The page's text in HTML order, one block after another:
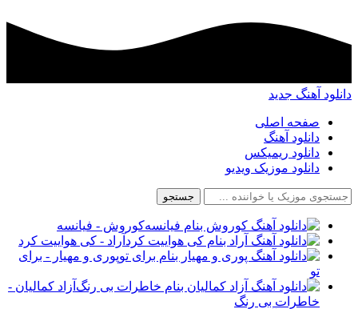
دانلود آهنگ جدید
صفحه اصلی
دانلود آهنگ
دانلود ریمیکس
دانلود موزیک ویدیو
جستجو
کوروش - فیانسه
آراد - کی هواییت کرد
پوری و مهیار - برای
تو
آزاد کمالیان -
خاطرات بی رنگ